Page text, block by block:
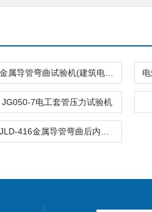
JG050-7电工套管压力试验机